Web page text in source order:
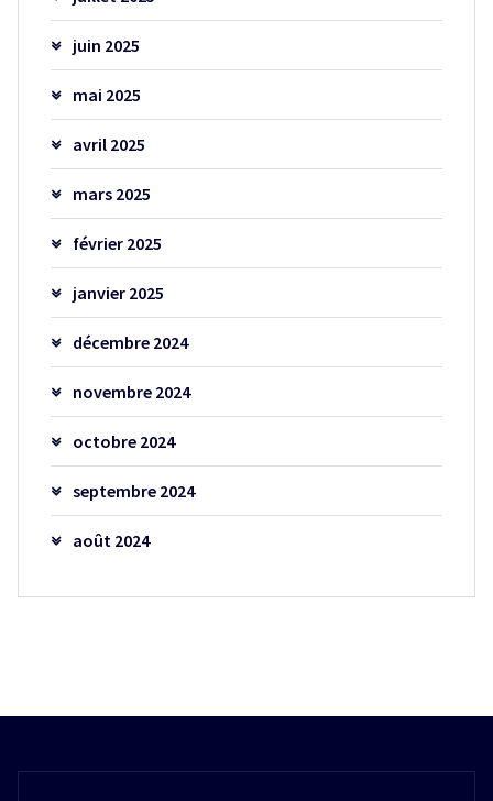
juin 2025
mai 2025
avril 2025
mars 2025
février 2025
janvier 2025
décembre 2024
novembre 2024
octobre 2024
septembre 2024
août 2024